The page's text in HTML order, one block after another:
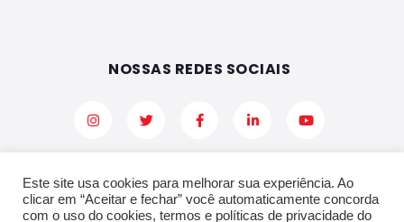
NOSSAS REDES SOCIAIS
Copyright © 2022 Firetongues Brasil. Todos os direitos reservados.
Este site usa cookies para melhorar sua experiência. Ao
clicar em “Aceitar e fechar” você automaticamente concorda
com o uso do cookies, termos e políticas de privacidade do